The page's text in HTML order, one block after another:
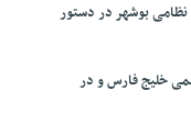
بوشهر در دستور
خلیج فارس و در